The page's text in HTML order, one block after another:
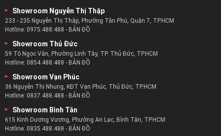
HỆ THỐNG 15 SHOWROOM
276 - 274 Ngô Gia Tự, Phường 4, Quận 10, TP.HCM
Hotline:0878.488.488-BẢN ĐỒ
Số 8 Lương Định Của, Phường An Phú, Quận 2, TP.HCM
Hotline:0922.488.488-BẢN ĐỒ
233 - 235 Nguyễn Thị Thập, Phường Tân Phú, Quận 7, TP.HCM
Hotline:0975.488.488-BẢN ĐỒ